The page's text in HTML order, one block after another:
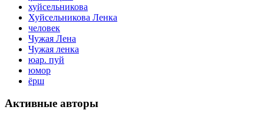
хуйсельникова
Хуйсельникова Ленка
человек
Чужая Лена
Чужая ленка
юар. пуй
юмор
ёрш
Активные авторы